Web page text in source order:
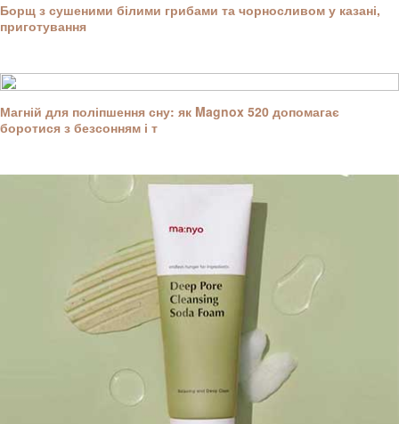
Борщ з сушеними білими грибами та чорносливом у казані,
приготування
Магній для поліпшення сну: як Magnox 520 допомагає
боротися з безсонням і т